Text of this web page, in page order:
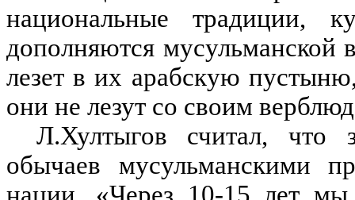
национальные традиции,
дополняются мусульманской
лезет в их арабскую
они не лезут со своим
Л.Хултыгов считал, что
обычаев мусульманскими